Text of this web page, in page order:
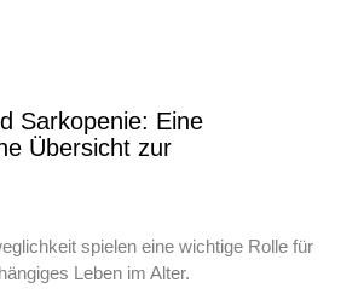
Sarkopenie: Eine
Übersicht zur
spielen eine wichtige Rolle für
Leben im Alter.